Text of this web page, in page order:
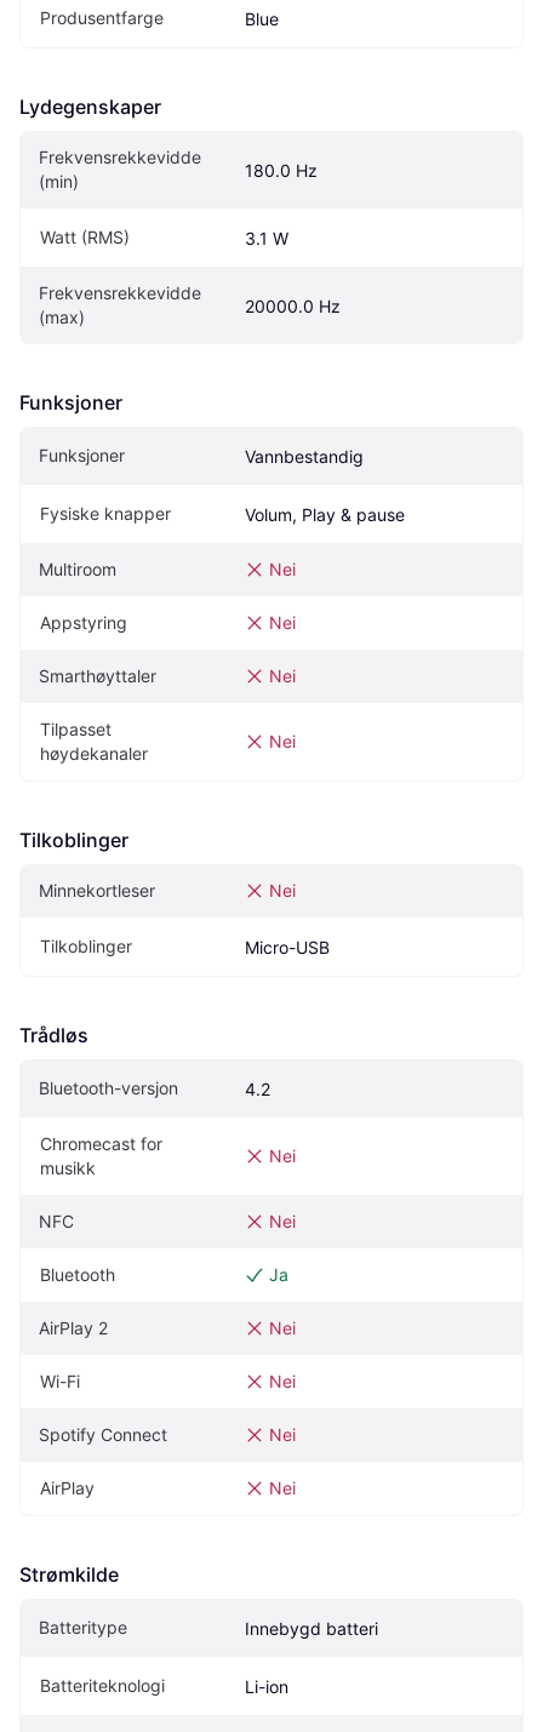
Produsentfarge Blue
Lydegenskaper
Frekvensrekkevidde
(min)
180.0 Hz
Watt (RMS) 3.1 W
Frekvensrekkevidde
(max)
20000.0 Hz
Funksjoner
Funksjoner Vannbestandig
Fysiske knapper Volum, Play & pause
Multiroom Nei
Appstyring Nei
Smarthøyttaler Nei
Tilpasset
høydekanaler
Nei
Tilkoblinger
Minnekortleser Nei
Tilkoblinger Micro-USB
Trådløs
Bluetooth-versjon 4.2
Chromecast for
musikk
Nei
NFC Nei
Bluetooth Ja
AirPlay 2 Nei
Wi-Fi Nei
Spotify Connect Nei
AirPlay Nei
Strømkilde
Batteritype Innebygd batteri
Batteriteknologi Li-ion